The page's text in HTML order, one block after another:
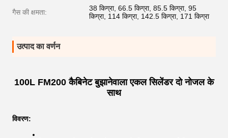
गैस की क्षमता:
38 किग्रा, 66.5 किग्रा, 85.5 किग्रा, 95
किग्रा, 114 किग्रा, 142.5 किग्रा, 171 किग्रा
उत्पाद का वर्णन
100L FM200 कैबिनेट बुझानेवाला एकल सिलेंडर दो नोजल के
साथ
विवरण: